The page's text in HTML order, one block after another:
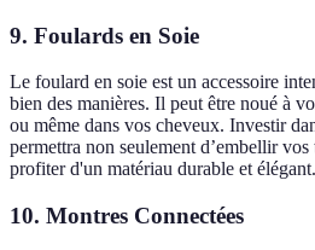
9. Foulards en Soie
Le foulard en soie est un accessoire
bien des manières. Il peut être noué à
ou même dans vos cheveux. Investir
permettra non seulement d’embellir vos
profiter d'un matériau durable et élégant.
10. Montres Connectées